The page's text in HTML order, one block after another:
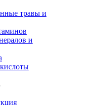
травы и
и